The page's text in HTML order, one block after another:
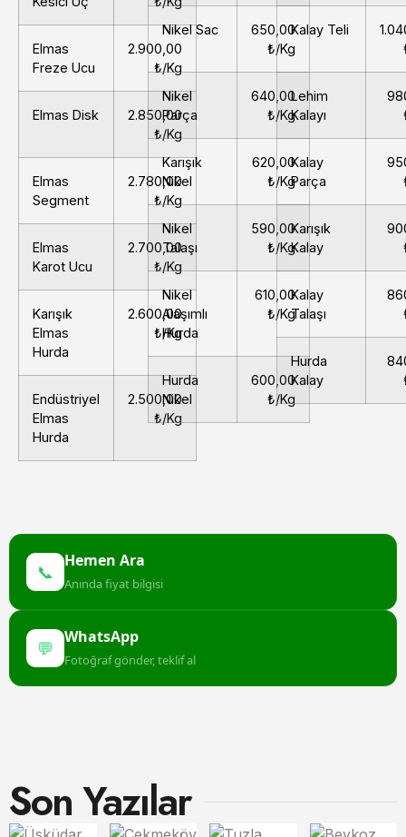
Elmas
Freze Ucu
2.900,00
₺/Kg
Elmas Disk
2.850,00
₺/Kg
Elmas
Segment
2.780,00
₺/Kg
Elmas
Karot Ucu
2.700,00
₺/Kg
Karışık
Elmas
Hurda
2.600,00
₺/Kg
Endüstriyel
Elmas
Hurda
2.500,00
₺/Kg
Nikel Sac
650,00
₺/Kg
Nikel
Parça
640,00
₺/Kg
Karışık
Nikel
620,00
₺/Kg
Nikel
Talaşı
590,00
₺/Kg
Nikel
Alaşımlı
Hurda
610,00
₺/Kg
Hurda
Nikel
600,00
₺/Kg
Kalay Teli
Lehim
Kalayı
Kalay
Parça
Karışık
Kalay
Kalay
Talaşı
Hurda
Kalay
📞
Hemen Ara
Anında fiyat bilgisi
💬
WhatsApp
Fotoğraf gönder, teklif al
Son Yazılar